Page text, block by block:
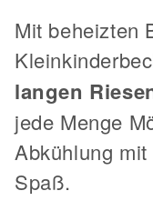
Mit beheizten
langen
jede Menge
Abkühlung
Spaß.